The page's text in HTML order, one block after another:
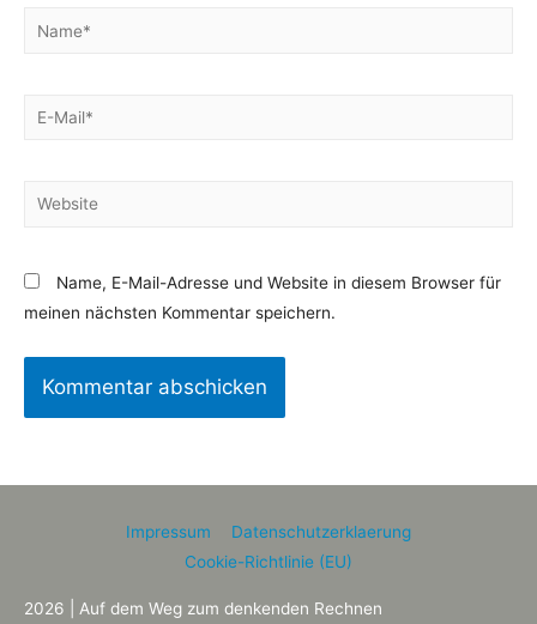
Name, E-Mail-Adresse und Website in diesem Browser für
meinen nächsten Kommentar speichern.
Impressum
Datenschutzerklaerung
Cookie-Richtlinie (EU)
2026 | Auf dem Weg zum denkenden Rechnen